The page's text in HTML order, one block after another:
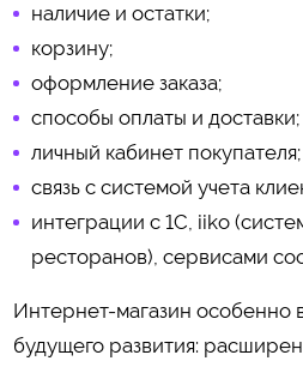
наличие и остатки;
корзину;
оформление заказа;
способы оплаты и доставки;
личный кабинет покупателя;
связь с системой учета
интеграции с 1С, iiko
ресторанов), сервисами
Интернет-магазин особенно
будущего развития: